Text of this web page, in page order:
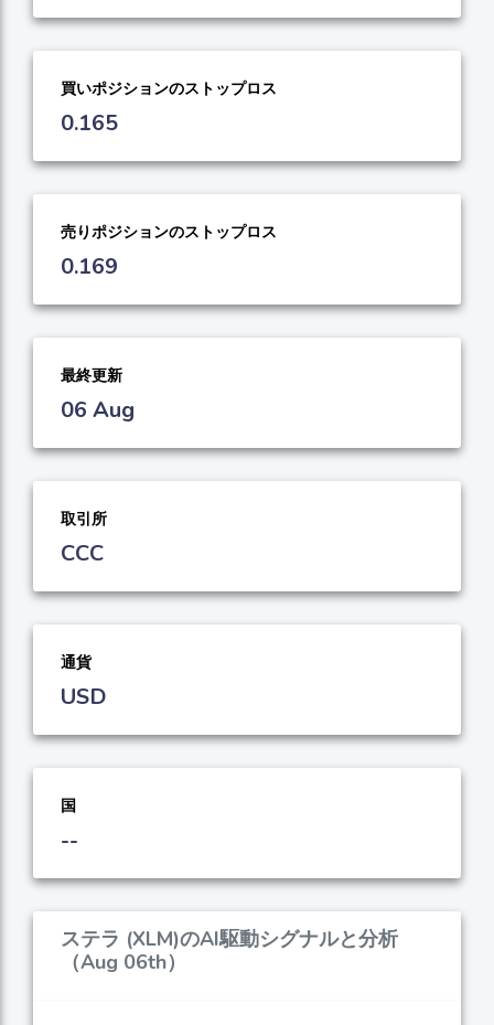
買いポジションのストップロス
0.165
売りポジションのストップロス
0.169
最終更新
06 Aug
取引所
CCC
通貨
USD
国
--
ステラ (XLM)のAI駆動シグナルと分析
（Aug 06th）